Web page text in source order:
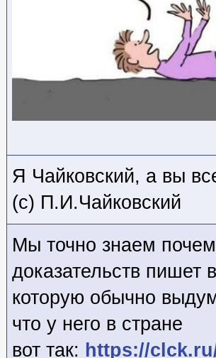
Я Чайковский, а вы
(с) П.И.Чайковский
Мы точно знаем
доказательств пишет
которую обычно
что у него в стране
вот так: https://